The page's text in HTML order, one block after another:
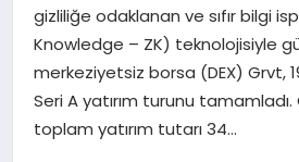
DÜNYA
EĞITIM
gizliliğe odaklanan ve sıfır bilgi
Knowledge – ZK) teknolojisiyle
merkeziyetsiz borsa (DEX) Grvt,
Seri A yatırım turunu
toplam yatırım tutarı 34…